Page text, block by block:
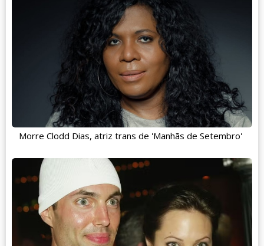
Morre Clodd Dias, atriz trans de 'Manhãs de Setembro'